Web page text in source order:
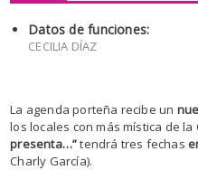
Datos de funciones:
CECILIA DÍAZ
La agenda porteña recibe un
los locales con más mística de
presenta…”tendrá tres fechas
Charly García).